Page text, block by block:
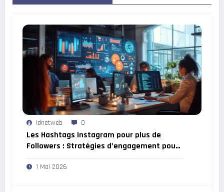
Idnetweb 0
Les Hashtags Instagram pour plus de
Followers : Stratégies d’engagement pour
développer votre communauté
1 Mai 2026